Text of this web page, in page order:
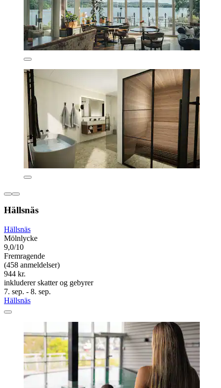
Hällsnäs
Hällsnäs
Mölnlycke
9,0/10
Fremragende
(458 anmeldelser)
944 kr.
inkluderer skatter og gebyrer
7. sep. - 8. sep.
Hällsnäs